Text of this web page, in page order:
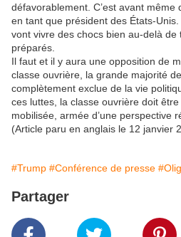
défavorablement. C’est avant même
en tant que président des États-
vont vivre des chocs bien au-delà de
préparés.
Il faut et il y aura une opposition de
classe ouvrière, la grande majorité
complètement exclue de la vie
ces luttes, la classe ouvrière doit
mobilisée, armée d’une perspective
(Article paru en anglais le 12 janvier
#Trump #Conférence de presse
Partager